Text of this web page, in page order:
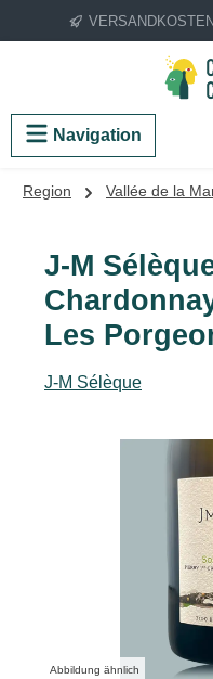
Zum Hauptinhalt springen
Navigation
Region Vallée de la
J-M
Les
J-M Sélèque
Bildergalerie
Abbildung ähnlich